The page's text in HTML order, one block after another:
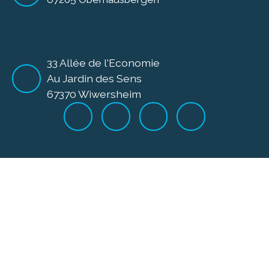
33 Allée de l'Economie
Au Jardin des Sens
67370 Wiwersheim